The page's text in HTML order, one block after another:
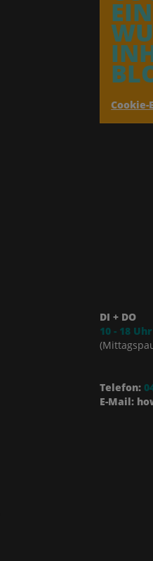
DI + DO
10 - 18 Uhr
Telefon:
E-Mail: